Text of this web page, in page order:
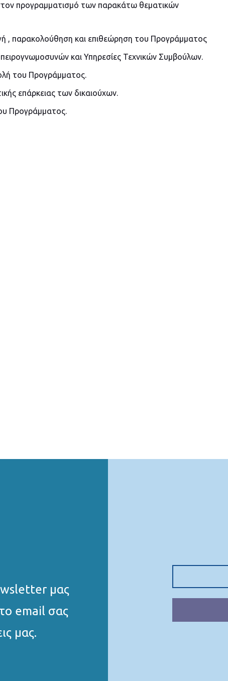
προγραμματισμό των παρακάτω θεματικών
, παρακολούθηση και επιθεώρηση του Προγράμματος
και Υπηρεσίες Τεχνικών Συμβούλων.
του Προγράμματος.
επάρκειας των δικαιούχων.
Προγράμματος.
μας
email σας
μας.